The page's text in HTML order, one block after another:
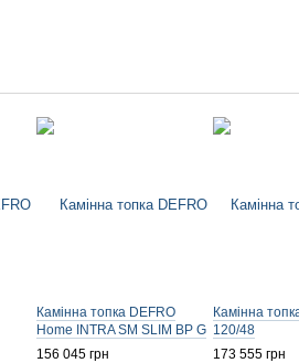
Камінна топка DEFRO
Home INTRA SM SLIM BP G
156 045 грн
Камінна
120/48
173 555 грн